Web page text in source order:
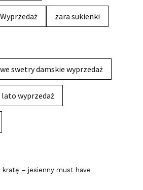
zara sukienki
swetry damskie wyprzedaż
lato wyprzedaż
kratę – jesienny must have